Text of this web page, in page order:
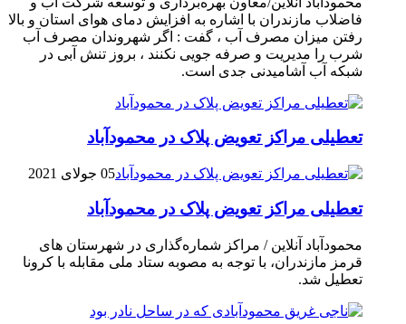
فاضلاب مازندران با اشاره به افزایش دمای هوای استان و بالا
رفتن میزان مصرف آب ، گفت : اگر شهروندان مصرف آب
شرب را مدیریت و صرفه جویی نکنند ، بروز تنش آبی در
شبکه آب آشامیدنی جدی است.
تعطیلی مراکز تعویض پلاک در محمودآباد
05 جولای 2021
تعطیلی مراکز تعویض پلاک در محمودآباد
محمودآباد آنلاین / مراکز شماره‌گذاری در شهر‌ستان های
قرمز مازندران، با توجه به مصوبه ستاد ملی مقابله با کرونا
تعطیل شد.